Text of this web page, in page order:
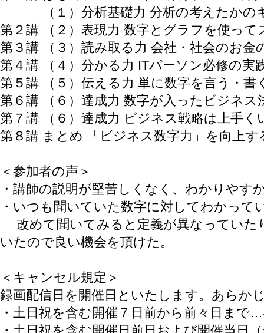
（１）分析基礎力 分析の考えたかの
第２講 （２）表現力 数字とグラフを使って
第３講 （３）読み取る力 会社・社会のお金
第４講 （４）分かる力 ITパーソン必修の実
第５講 （５）伝える力 単に数字を言う・
第６講 （６）達成力 数字が入ったビジネス
第７講 （６）達成力 ビジネス戦略は上手く
第８講 まとめ 「ビジネス数字力」を向上
＜参加者の声＞
・講師の説明が堅苦しくなく、わかりやす
・いつも聞いていた数字に対してわかって
改めて聞いてみると定義が異なっていた
いたので良い機会を頂けた。
＜キャンセル規定＞
録画配信日を開催日といたします。あらか
・土日祝を含む開催７日前から前々日まで